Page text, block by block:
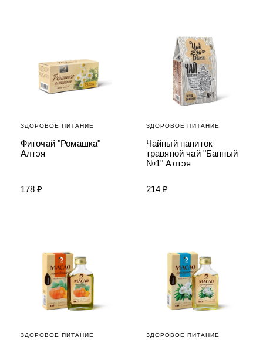
ЗДОРОВОЕ ПИТАНИЕ
Фиточай "Ромашка"
Алтэя
178 ₽
ЗДОРОВОЕ ПИТАНИЕ
Чайный напиток
травяной чай "Банный
№1" Алтэя
214 ₽
ЗДОРОВОЕ ПИТАНИЕ ЗДОРОВОЕ ПИТАНИЕ